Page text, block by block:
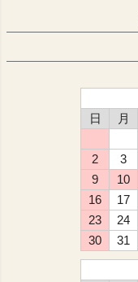
日
月
2
3
9
10
16
17
23
24
30
31